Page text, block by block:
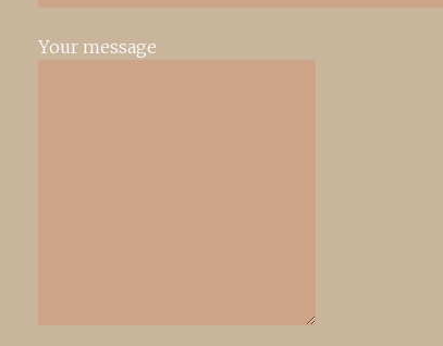
Your message